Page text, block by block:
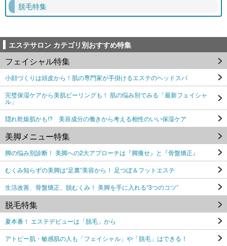
脱毛特集
エステサロン カテゴリ別おすすめ特集
フェイシャル特集
小顔づくりは頭皮から！肌の専門家が手掛けるエステのヘッドスパ
完璧保湿ケアから美肌ピーリングも！ 肌の悩み別でみる「最新フェイシャ
ル」
隠れ乾燥肌かも!? 美容成分の働きから考える相性のいい保湿ケア
美脚メニュー特集
脚の悩み別診断！ 美脚への2大アプローチは『脚痩せ』と『骨盤矯正』
むくみ知らずの美脚は“足裏”美容から！ 足つぼ＆フットエステ
生活改善、骨盤矯正、脱むくみ！ 美脚を手に入れる“3つのコツ”
脱毛特集
夏本番！ エステデビューは「脱毛」から
アトピー肌・敏感肌の人も「フェイシャル」や「脱毛」はできる！